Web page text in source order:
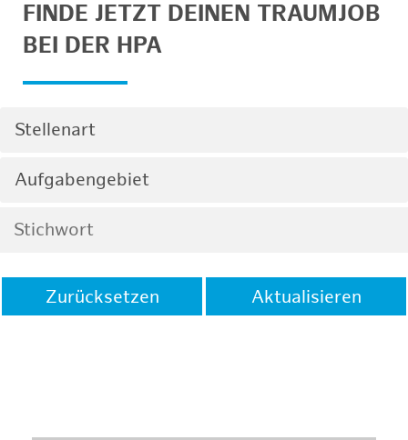
FINDE JETZT DEINEN TRAUMJOB
BEI DER HPA
Stellenart
Aufgabengebiet
Zurücksetzen Aktualisieren